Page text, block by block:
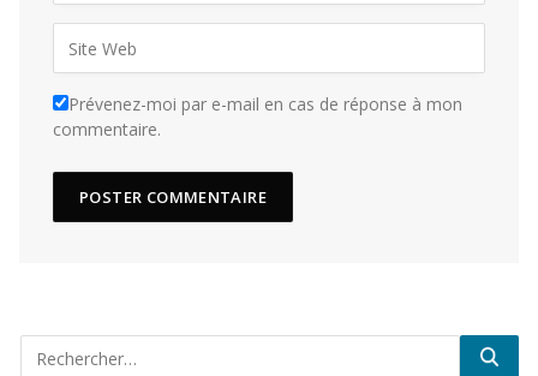
Prévenez-moi par e-mail en cas de réponse à mon
commentaire.